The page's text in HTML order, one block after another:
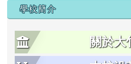
學校簡介
關於大